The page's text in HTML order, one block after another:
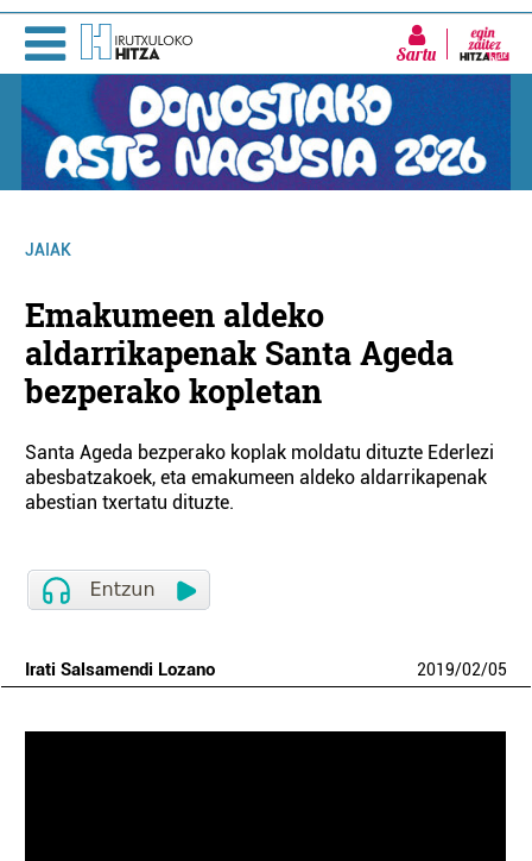
Sartu
JAIAK
Emakumeen aldeko
aldarrikapenak Santa Ageda
bezperako kopletan
Santa Ageda bezperako koplak moldatu dituzte Ederlezi
abesbatzakoek, eta emakumeen aldeko aldarrikapenak
abestian txertatu dituzte.
Irati Salsamendi Lozano 2019/02/05